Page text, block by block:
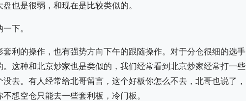
也是很弱，和现在是比较类似的。
下。
利的操作，也有强势方向下午的跟随操作。对于分仓很细的选手
这种和北京炒家也是类似的，我们经常看到北京炒家经常打一些
去。有人经常给北哥留言，这个好板你怎么不去，北哥也说了，
想空仓只能去一些套利板，冷门板。